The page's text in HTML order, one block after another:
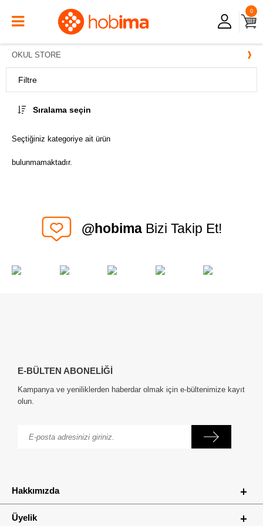
0
OKUL STORE
Filtre
Sıralama seçin
Seçtiğiniz kategoriye ait ürün
bulunmamaktadır.
@hobimaBizi Takip Et!
E-BÜLTEN ABONELİĞİ
Kampanya ve yeniliklerden haberdar olmak için e-bültenimize kayıt
olun.
Hakkımızda
Üyelik